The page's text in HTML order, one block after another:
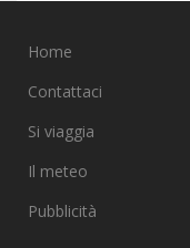
Home
Contattaci
Si viaggia
Il meteo
Pubblicità